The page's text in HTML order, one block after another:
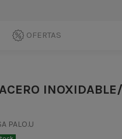
OFERTAS
PALO.U